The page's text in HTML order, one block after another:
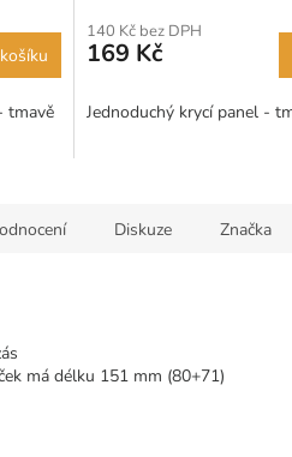
tmavě
140 Kč bez DPH
169 Kč
Jednoduchý krycí panel -
Diskuze Značka
má délku 151 mm (80+71)